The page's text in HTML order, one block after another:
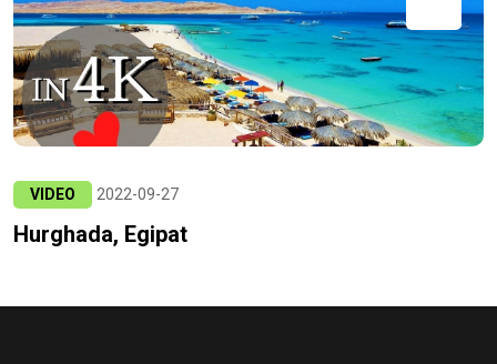
VIDEO 2022-09-27
Hurghada, Egipat